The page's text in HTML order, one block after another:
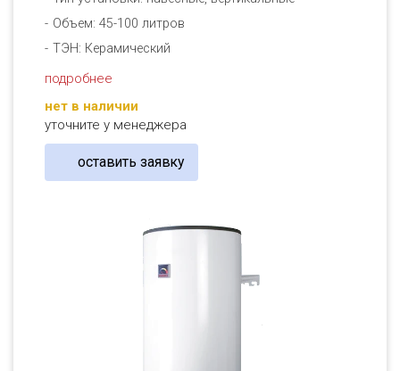
Объем: 45-100 литров
ТЭН: Керамический
подробнее
нет в наличии
уточните у менеджера
оставить заявку